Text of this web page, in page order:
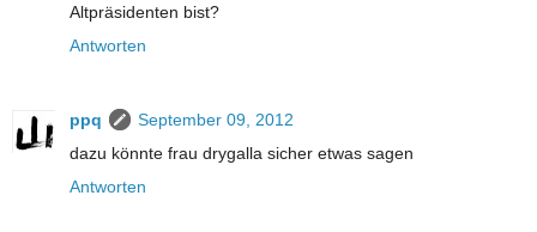
Altpräsidenten bist?
Antworten
ppq
September 09, 2012
dazu könnte frau drygalla sicher etwas sagen
Antworten